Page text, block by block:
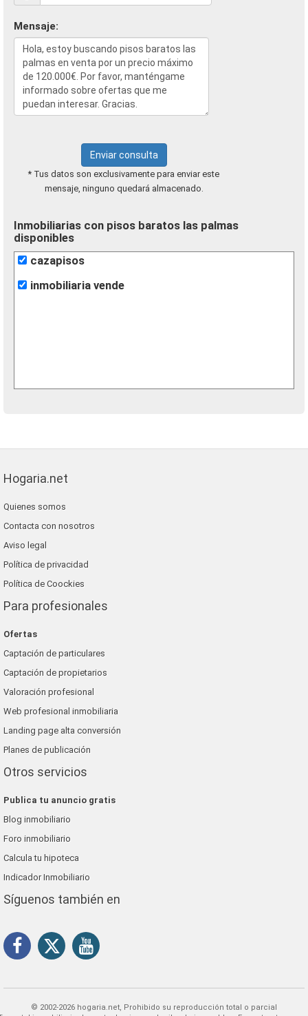
Mensaje:
Enviar consulta
* Tus datos son exclusivamente para enviar este
mensaje, ninguno quedará almacenado.
Inmobiliarias con pisos baratos las palmas
disponibles
cazapisos
inmobiliaria vende
Hogaria.net
Quienes somos
Contacta con nosotros
Aviso legal
Política de privacidad
Política de Coockies
Para profesionales
Ofertas
Captación de particulares
Captación de propietarios
Valoración profesional
Web profesional inmobiliaria
Landing page alta conversión
Planes de publicación
Otros servicios
Publica tu anuncio gratis
Blog inmobiliario
Foro inmobiliario
Calcula tu hipoteca
Indicador Inmobiliario
Síguenos también en
© 2002-2026 hogaria.net, Prohibido su reproducción total o parcial